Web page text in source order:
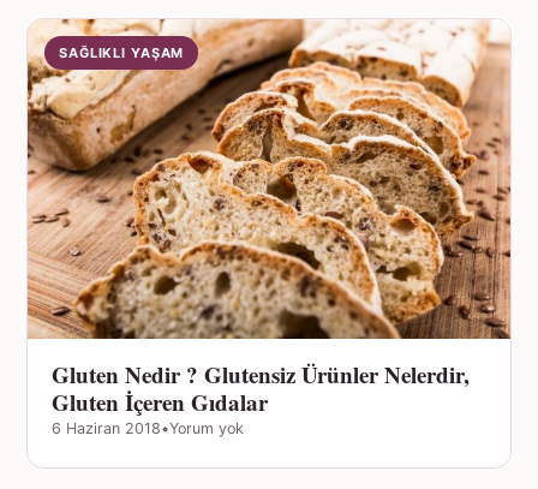
SAĞLIKLI YAŞAM
Gluten Nedir ? Glutensiz Ürünler Nelerdir,
Gluten İçeren Gıdalar
6 Haziran 2018•Yorum yok